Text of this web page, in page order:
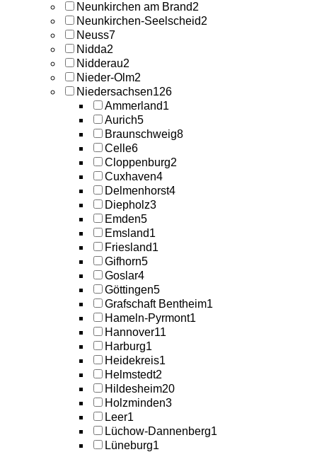
Neunkirchen am Brand2
Neunkirchen-Seelscheid2
Neuss7
Nidda2
Nidderau2
Nieder-Olm2
Niedersachsen126
Ammerland1
Aurich5
Braunschweig8
Celle6
Cloppenburg2
Cuxhaven4
Delmenhorst4
Diepholz3
Emden5
Emsland1
Friesland1
Gifhorn5
Goslar4
Göttingen5
Grafschaft Bentheim1
Hameln-Pyrmont1
Hannover11
Harburg1
Heidekreis1
Helmstedt2
Hildesheim20
Holzminden3
Leer1
Lüchow-Dannenberg1
Lüneburg1